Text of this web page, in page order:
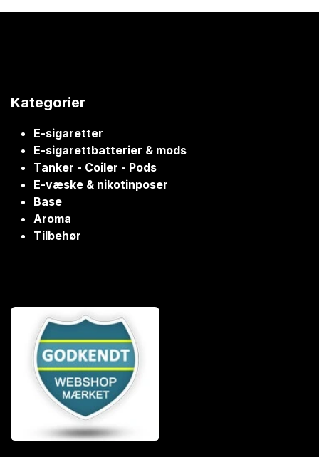
Kategorier
E-sigaretter
E-sigarettbatterier & mods
Tanker - Coiler - Pods
E-væske & nikotinposer
Base
Aroma
Tilbehør